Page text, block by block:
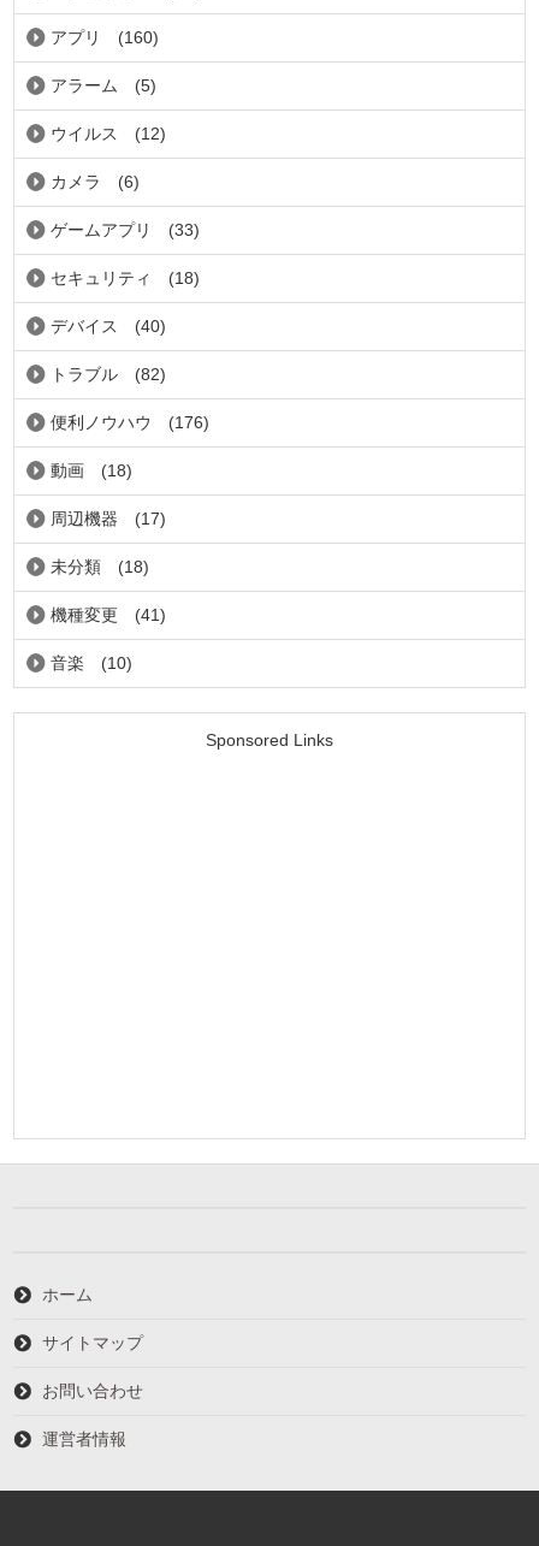
アプリ (160)
アラーム (5)
ウイルス (12)
カメラ (6)
ゲームアプリ (33)
セキュリティ (18)
デバイス (40)
トラブル (82)
便利ノウハウ (176)
動画 (18)
周辺機器 (17)
未分類 (18)
機種変更 (41)
音楽 (10)
Sponsored Links
ホーム
サイトマップ
お問い合わせ
運営者情報